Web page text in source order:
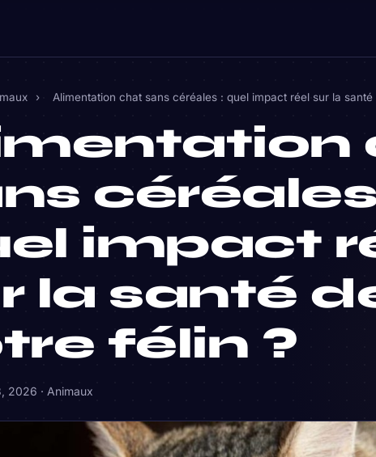
› Alimentation chat sans céréales : quel impact réel sur la
céréales
impact
la santé
félin ?
2026 · Animaux